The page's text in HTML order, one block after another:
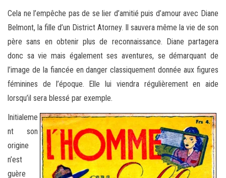
Cela ne l’empêche pas de se lier d’amitié puis d’amour avec Diane
Belmont, la fille d’un District Atorney. Il sauvera même la vie de son
père sans en obtenir plus de reconnaissance. Diane partagera
donc sa vie mais également ses aventures, se démarquant de
l’image de la fiancée en danger classiquement donnée aux figures
féminines de l’époque. Elle lui viendra régulièrement en aide
lorsqu’il sera blessé par exemple.
Initialeme
nt son
origine
n’est
guère